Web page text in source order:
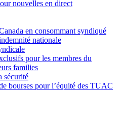
nouvelles en direct
en consommant syndiqué
nationale
pour les membres du
families
sécurité
bourses pour l’équité des TUAC